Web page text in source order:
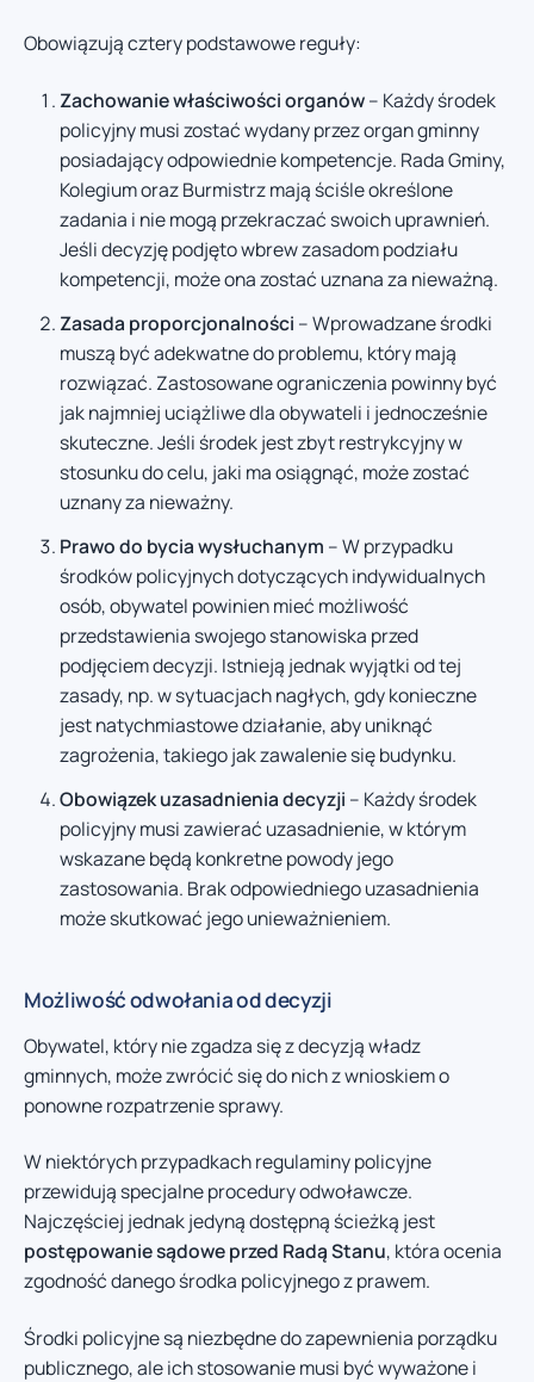
Obowiązują cztery podstawowe reguły:
Zachowanie właściwości organów– Każdy środek
policyjny musi zostać wydany przez organ gminny
posiadający odpowiednie kompetencje. Rada Gminy,
Kolegium oraz Burmistrz mają ściśle określone
zadania i nie mogą przekraczać swoich uprawnień.
Jeśli decyzję podjęto wbrew zasadom podziału
kompetencji, może ona zostać uznana za nieważną.
Zasada proporcjonalności – Wprowadzane środki
muszą być adekwatne do problemu, który mają
rozwiązać. Zastosowane ograniczenia powinny być
jak najmniej uciążliwe dla obywateli i jednocześnie
skuteczne. Jeśli środek jest zbyt restrykcyjny w
stosunku do celu, jaki ma osiągnąć, może zostać
uznany za nieważny.
Prawo do bycia wysłuchanym – W przypadku
środków policyjnych dotyczących indywidualnych
osób, obywatel powinien mieć możliwość
przedstawienia swojego stanowiska przed
podjęciem decyzji. Istnieją jednak wyjątki od tej
zasady, np. w sytuacjach nagłych, gdy konieczne
jest natychmiastowe działanie, aby uniknąć
zagrożenia, takiego jak zawalenie się budynku.
Obowiązek uzasadnienia decyzji – Każdy środek
policyjny musi zawierać uzasadnienie, w którym
wskazane będą konkretne powody jego
zastosowania. Brak odpowiedniego uzasadnienia
może skutkować jego unieważnieniem.
Możliwość odwołania od decyzji
Obywatel, który nie zgadza się z decyzją władz
gminnych, może zwrócić się do nich z wnioskiem o
ponowne rozpatrzenie sprawy.
W niektórych przypadkach regulaminy policyjne
przewidują specjalne procedury odwoławcze.
Najczęściej jednak jedyną dostępną ścieżką jest
postępowanie sądowe przed Radą Stanu, która ocenia
zgodność danego środka policyjnego z prawem.
Środki policyjne są niezbędne do zapewnienia porządku
publicznego, ale ich stosowanie musi być wyważone i